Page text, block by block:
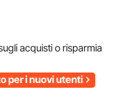
acquisti o risparmia
per i nuovi utenti